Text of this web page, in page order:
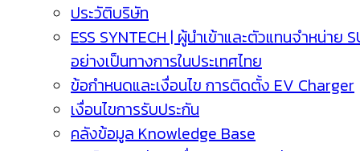
ประวัติบริษัท
ESS SYNTECH | ผู้นำเข้าและตัวแทนจำหน่าย
อย่างเป็นทางการในประเทศไทย
ข้อกำหนดและเงื่อนไข การติดตั้ง EV Charger
เงื่อนไขการรับประกัน
คลังข้อมูล Knowledge Base